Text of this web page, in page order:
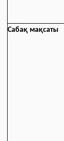
Сабақ мақсаты